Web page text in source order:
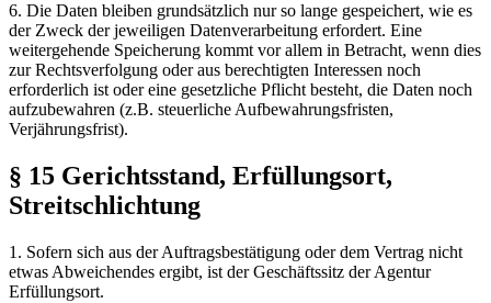
6. Die Daten bleiben grundsätzlich nur so lange gespeichert, wie es
der Zweck der jeweiligen Datenverarbeitung erfordert. Eine
weitergehende Speicherung kommt vor allem in Betracht, wenn dies
zur Rechtsverfolgung oder aus berechtigten Interessen noch
erforderlich ist oder eine gesetzliche Pflicht besteht, die Daten noch
aufzubewahren (z.B. steuerliche Aufbewahrungsfristen,
Verjährungsfrist).
§ 15 Gerichtsstand, Erfüllungsort,
Streitschlichtung
1. Sofern sich aus der Auftragsbestätigung oder dem Vertrag nicht
etwas Abweichendes ergibt, ist der Geschäftssitz der Agentur
Erfüllungsort.